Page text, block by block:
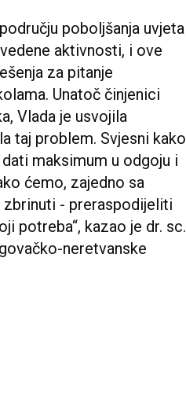
poboljšanja uvjeta
aktivnosti, i ove
za pitanje
Unatoč činjenici
Vlada je usvojila
taj problem. Svjesni kako
maksimum u odgoju i
ćemo, zajedno sa
zbrinuti - preraspodijeliti
potreba“, kazao je dr. sc.
neretvanske